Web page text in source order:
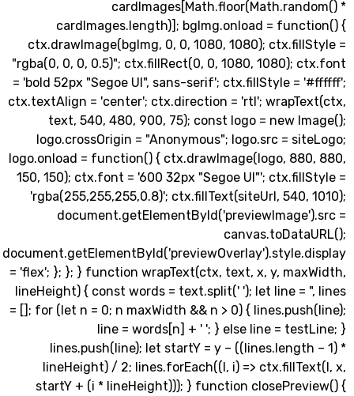
cardImages.length)]; bgImg.onload =
ctx.drawImage(bgImg, 0, 0, 1080, 1080);
"rgba(0, 0, 0, 0.5)"; ctx.fillRect(0, 0, 1080, 1080);
= 'bold 52px "Segoe UI", sans-serif'; ctx.fillStyle =
ctx.textAlign = 'center'; ctx.direction = 'rtl';
text, 540, 480, 900, 75); const logo = new
logo.crossOrigin = "Anonymous"; logo.src =
logo.onload = function() { ctx.drawImage(logo,
150, 150); ctx.font = '600 32px "Segoe UI"';
'rgba(255,255,255,0.8)'; ctx.fillText(siteUrl, 540,
= 'flex'; }; }; } function wrapText(ctx, text, x, y,
lineHeight) { const words = text.split(' '); let line =
= []; for (let n = 0; n maxWidth && n > 0) {
line = words[n] + ' '; } else line =
lines.push(line); let startY = y –
lineHeight) / 2; lines.forEach((l, i) =>
startY + (i * lineHeight))); } function